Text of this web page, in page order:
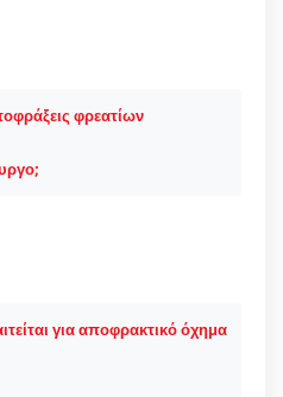
φρεατίων
για αποφρακτικό όχημα